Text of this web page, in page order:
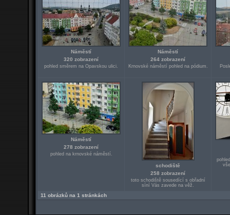
Náměstí
320 zobrazení
pohled směrem na Opavskou ulici.
Náměstí
264 zobrazení
Krnovské náměstí pohled na pódium.
Náměstí
278 zobrazení
pohled na krnovské náměstí.
schodiště
258 zobrazení
toto schodiště sousedící s obřadní
síní Vás zavede na věž.
11 obrázků na 1 stránkách